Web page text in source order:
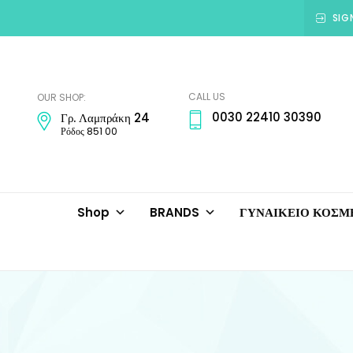
OUR SHOP:
Γρ. Λαμπράκη 24
Ρόδος 851 00
CALL US
0030 22410 30390
Shop BRANDS ΓΥΝΑΙΚΕΙΟ